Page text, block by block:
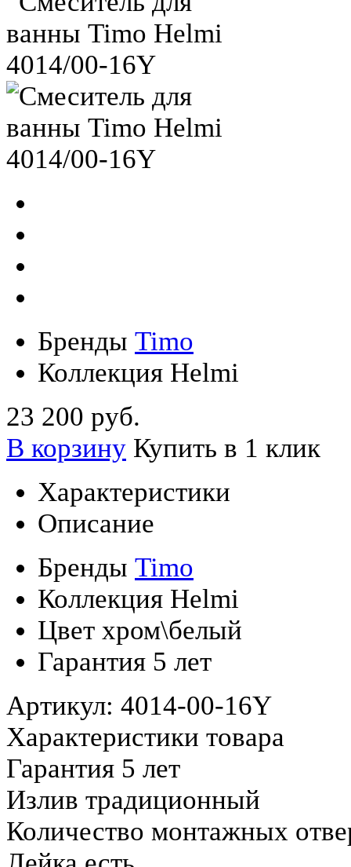
Бренды Timo
Коллекция Helmi
23 200 руб.
В корзину Купить в 1 клик
Характеристики
Описание
Бренды Timo
Коллекция Helmi
Цвет хром\белый
Гарантия 5 лет
Артикул: 4014-00-16Y
Характеристики товара
Гарантия 5 лет
Излив традиционный
Количество монтажных